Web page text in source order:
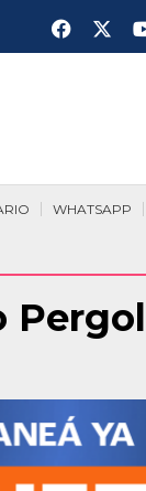
WHATSAPP